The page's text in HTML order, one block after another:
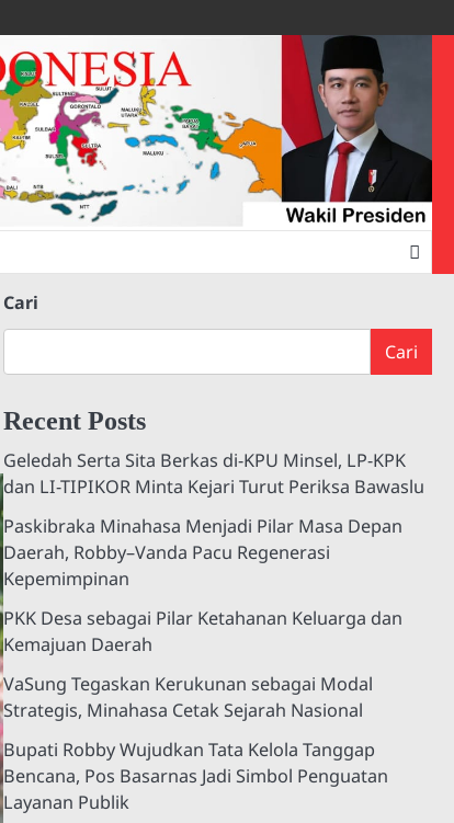
Cari
Cari
Recent Posts
Geledah Serta Sita Berkas di-KPU Minsel, LP-KPK
dan LI-TIPIKOR Minta Kejari Turut Periksa Bawaslu
Paskibraka Minahasa Menjadi Pilar Masa Depan
Daerah, Robby–Vanda Pacu Regenerasi
Kepemimpinan
PKK Desa sebagai Pilar Ketahanan Keluarga dan
Kemajuan Daerah
VaSung Tegaskan Kerukunan sebagai Modal
Strategis, Minahasa Cetak Sejarah Nasional
Bupati Robby Wujudkan Tata Kelola Tanggap
Bencana, Pos Basarnas Jadi Simbol Penguatan
Layanan Publik